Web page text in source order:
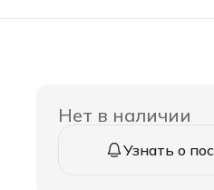
Нет в наличии
Узнать о